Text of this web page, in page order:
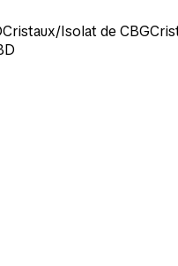
Cristaux/Isolat de CBG